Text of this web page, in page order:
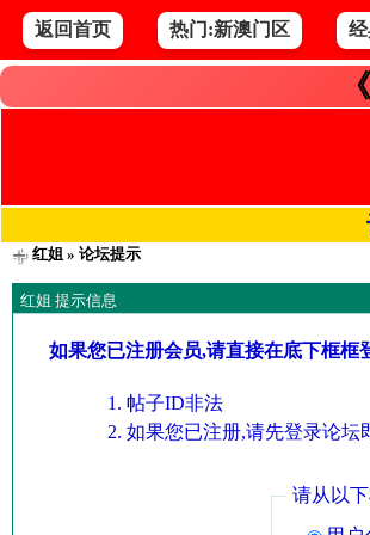
返回首页 热门:新澳门区
红姐» 论坛提示
红姐 提示信息
如果您已注册会员,请直接在底下框框
帖子ID非法
如果您已注册,请先登录论坛
请从以